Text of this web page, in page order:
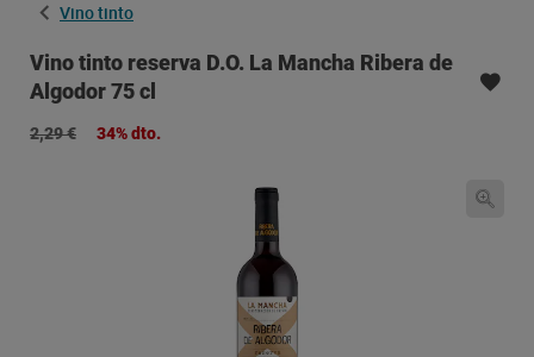
Vino tinto
Vino tinto reserva D.O. La Mancha Ribera de
Algodor 75 cl
2,29 € 34% dto.